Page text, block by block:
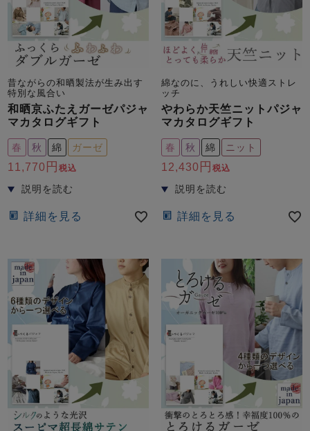
昔ながらの和晒製法が生み出す
特別な風合い
和晒京ふたえガーゼパジャ
マカタログギフト
春 秋 綿 ガーゼ
11,770 税込
詳細を見る
綿なのに、うれしい快適ストレ
ッチ
やわらか天竺ニットパジャ
マカタログギフト
春 秋 綿 ニット
12,430 税込
詳細を見る